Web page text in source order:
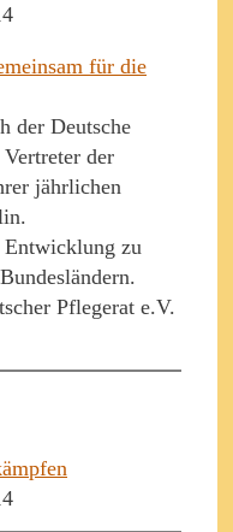
für die
der Deutsche
der
jährlichen
Entwicklung zu
Pflegerat e.V.